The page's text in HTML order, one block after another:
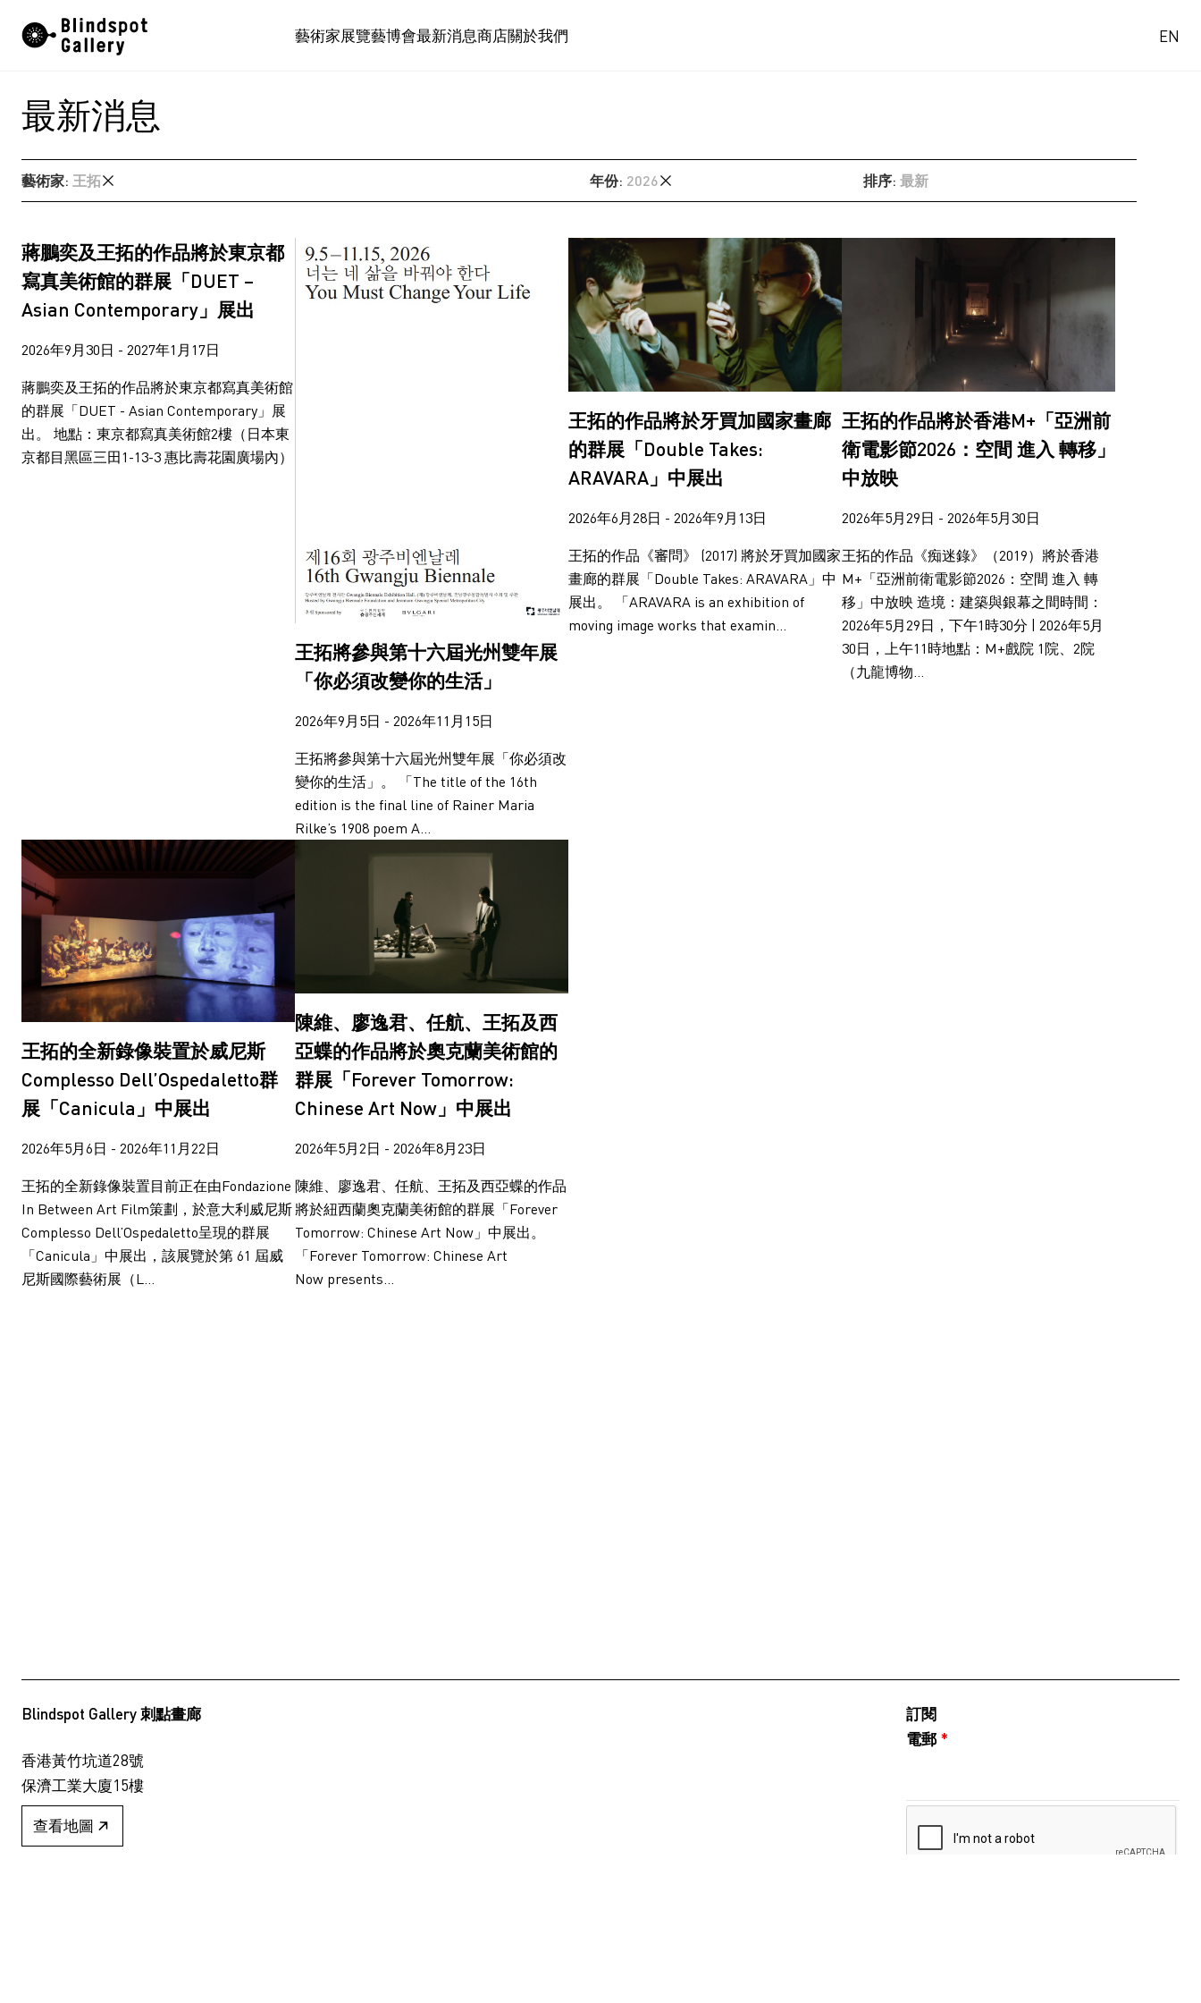
藝術家展覽藝博會最新消息商店關於我們 EN
最新消息
藝術家: 王拓
劉艾真
廖逸君
林立施
王拓
蘇詠寶
郝敬班
陳維
單慧乾
徐世琪
楊沛鏗
年份: 2026
2025
2024
2023
2018
排序: 最新
最舊
蔣鵬奕及王拓的作品將於東京都
寫真美術館的群展「DUET –
Asian Contemporary」展出
2026年9月30日 - 2027年1月17日
蔣鵬奕及王拓的作品將於東京都寫真美術館
的群展「DUET - Asian Contemporary」展
出。 地點：東京都寫真美術館2樓（日本東
京都目黑區三田1-13-3 惠比壽花園廣場內）
王拓將參與第十六屆光州雙年展
「你必須改變你的生活」
2026年9月5日 - 2026年11月15日
王拓將參與第十六屆光州雙年展「你必須改
變你的生活」。 「The title of the 16th
edition is the final line of Rainer Maria
Rilke’s 1908 poem A...
王拓的作品將於牙買加國家畫廊
的群展「Double Takes:
ARAVARA」中展出
2026年6月28日 - 2026年9月13日
王拓的作品《審問》 (2017) 將於牙買加國家
畫廊的群展「Double Takes: ARAVARA」中
展出。 「ARAVARA is an exhibition of
moving image works that examin...
王拓的作品將於香港M+「亞洲前
衛電影節2026：空間 進入 轉移」
中放映
2026年5月29日 - 2026年5月30日
王拓的作品《痴迷錄》（2019）將於香港
M+「亞洲前衛電影節2026：空間 進入 轉
移」中放映 造境：建築與銀幕之間時間：
2026年5月29日，下午1時30分 | 2026年5月
30日，上午11時地點：M+戲院 1院、2院
（九龍博物...
王拓的全新錄像裝置於威尼斯
Complesso Dell’Ospedaletto群
展「Canicula」中展出
2026年5月6日 - 2026年11月22日
王拓的全新錄像裝置目前正在由Fondazione
In Between Art Film策劃，於意大利威尼斯
Complesso Dell’Ospedaletto呈現的群展
「Canicula」中展出，該展覽於第 61 屆威
尼斯國際藝術展（L...
陳維、廖逸君、任航、王拓及西
亞蝶的作品將於奧克蘭美術館的
群展「Forever Tomorrow:
Chinese Art Now」中展出
2026年5月2日 - 2026年8月23日
陳維、廖逸君、任航、王拓及西亞蝶的作品
將於紐西蘭奧克蘭美術館的群展「Forever
Tomorrow: Chinese Art Now」中展出。
「Forever Tomorrow: Chinese Art
Now presents...
Blindspot Gallery 刺點畫廊
香港黃竹坑道28號
保濟工業大廈15樓
查看地圖
訂閱
電郵 *